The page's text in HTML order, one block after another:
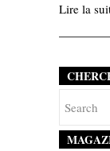
Lire la